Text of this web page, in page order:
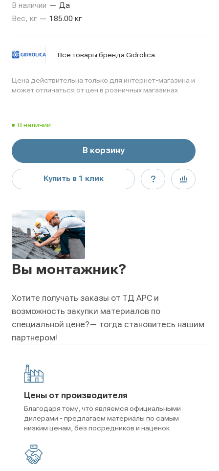
В наличии — Да
Вес, кг — 185.00 кг
Все товары бренда Gidrolica
Цена действительна только для интернет-магазина и
может отличаться от цен в розничных магазинах
В наличии
В корзину
Купить в 1 клик
Вы монтажник?
Хотите получать заказы от ТД АРС и
возможность закупки материалов по
специальной цене?— тогда становитесь нашим
партнером!
Цены от производителя
Благодаря тому, что являемся официальными
дилерами - предлагаем материалы по самым
низким ценам, без посредников и наценок